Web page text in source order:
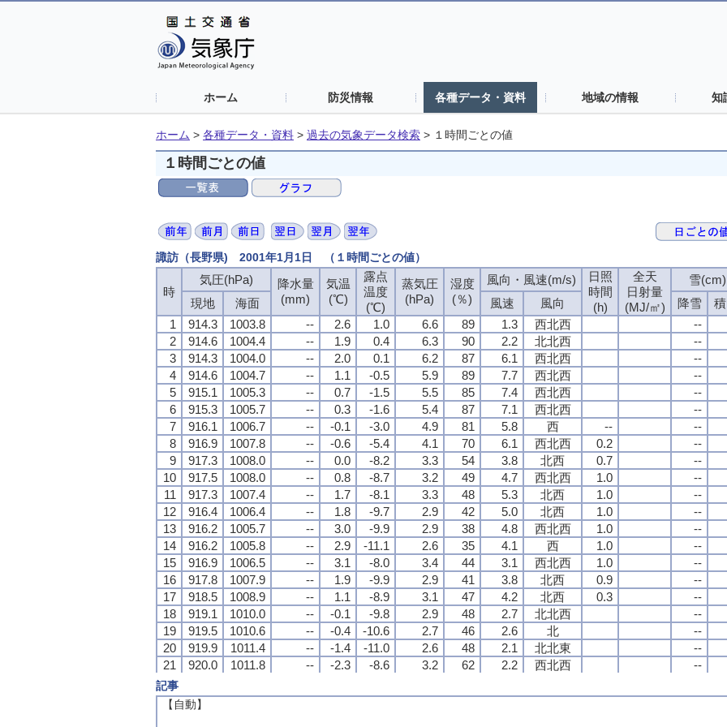
ホーム 防災情報 各種データ・資料 地域の情報 知
ホーム > 各種データ・資料 > 過去の気象データ検索 > １時間ごとの値
１時間ごとの値
諏訪（長野県) 2001年1月1日 （１時間ごとの値）
時
気圧(hPa)
降水量
(mm)
気温
(℃)
露点
温度
(℃)
蒸気圧
(hPa)
湿度
(％)
風向・風速(m/s)
日照
時間
(h)
全天
日射量
(MJ/㎡)
雪(cm)
現地 海面 風速 風向 降雪
1
914.3 1003.8 -- 2.6 1.0 6.6 89 1.3 西北西 --
2
914.6 1004.4 -- 1.9 0.4 6.3 90 2.2 北北西 --
3
914.3 1004.0 -- 2.0 0.1 6.2 87 6.1 西北西 --
4
914.6 1004.7 -- 1.1 -0.5 5.9 89 7.7 西北西 --
5
915.1 1005.3 -- 0.7 -1.5 5.5 85 7.4 西北西 --
6
915.3 1005.7 -- 0.3 -1.6 5.4 87 7.1 西北西 --
7
916.1 1006.7 -- -0.1 -3.0 4.9 81 5.8 西 -- --
8
916.9 1007.8 -- -0.6 -5.4 4.1 70 6.1 西北西 0.2 --
9
917.3 1008.0 -- 0.0 -8.2 3.3 54 3.8 北西 0.7 --
10
917.5 1008.0 -- 0.8 -8.7 3.2 49 4.7 西北西 1.0 --
11
917.3 1007.4 -- 1.7 -8.1 3.3 48 5.3 北西 1.0 --
12
916.4 1006.4 -- 1.8 -9.7 2.9 42 5.0 北西 1.0 --
13
916.2 1005.7 -- 3.0 -9.9 2.9 38 4.8 西北西 1.0 --
14
916.2 1005.8 -- 2.9 -11.1 2.6 35 4.1 西 1.0 --
15
916.9 1006.5 -- 3.1 -8.0 3.4 44 3.1 西北西 1.0 --
16
917.8 1007.9 -- 1.9 -9.9 2.9 41 3.8 北西 0.9 --
17
918.5 1008.9 -- 1.1 -8.9 3.1 47 4.2 北西 0.3 --
18
919.1 1010.0 -- -0.1 -9.8 2.9 48 2.7 北北西 --
19
919.5 1010.6 -- -0.4 -10.6 2.7 46 2.6 北 --
20
919.9 1011.4 -- -1.4 -11.0 2.6 48 2.1 北北東 --
21
920.0 1011.8 -- -2.3 -8.6 3.2 62 2.2 西北西 --
22
23
920.9 1013.0 -- -2.9 -9.3 3.0 61 2.2 北 --
時
気圧(hPa)
降水量
(mm)
気温
(℃)
露点
温度
(℃)
蒸気圧
(hPa)
湿度
(％)
風向・風速(m/s)
日照
時間
(h)
全天
日射量
(MJ/㎡)
雪(cm)
現地 海面 風速 風向 降雪
1
914.3 1003.8 -- 2.6 1.0 6.6 89 1.3 西北西 --
2
914.6 1004.4 -- 1.9 0.4 6.3 90 2.2 北北西 --
3
914.3 1004.0 -- 2.0 0.1 6.2 87 6.1 西北西 --
4
914.6 1004.7 -- 1.1 -0.5 5.9 89 7.7 西北西 --
5
915.1 1005.3 -- 0.7 -1.5 5.5 85 7.4 西北西 --
6
915.3 1005.7 -- 0.3 -1.6 5.4 87 7.1 西北西 --
7
916.1 1006.7 -- -0.1 -3.0 4.9 81 5.8 西 -- --
8
916.9 1007.8 -- -0.6 -5.4 4.1 70 6.1 西北西 0.2 --
9
917.3 1008.0 -- 0.0 -8.2 3.3 54 3.8 北西 0.7 --
10
917.5 1008.0 -- 0.8 -8.7 3.2 49 4.7 西北西 1.0 --
11
917.3 1007.4 -- 1.7 -8.1 3.3 48 5.3 北西 1.0 --
12
916.4 1006.4 -- 1.8 -9.7 2.9 42 5.0 北西 1.0 --
13
916.2 1005.7 -- 3.0 -9.9 2.9 38 4.8 西北西 1.0 --
14
916.2 1005.8 -- 2.9 -11.1 2.6 35 4.1 西 1.0 --
15
916.9 1006.5 -- 3.1 -8.0 3.4 44 3.1 西北西 1.0 --
16
917.8 1007.9 -- 1.9 -9.9 2.9 41 3.8 北西 0.9 --
17
918.5 1008.9 -- 1.1 -8.9 3.1 47 4.2 北西 0.3 --
18
919.1 1010.0 -- -0.1 -9.8 2.9 48 2.7 北北西 --
19
919.5 1010.6 -- -0.4 -10.6 2.7 46 2.6 北 --
20
919.9 1011.4 -- -1.4 -11.0 2.6 48 2.1 北北東 --
21
920.0 1011.8 -- -2.3 -8.6 3.2 62 2.2 西北西 --
22
23
920.9 1013.0 -- -2.9 -9.3 3.0 61 2.2 北 --
時
気圧(hPa)
降水量
(mm)
気温
(℃)
露点
温度
(℃)
蒸気圧
(hPa)
湿度
(％)
風向・風速(m/s)
日照
時間
(h)
全天
日射量
(MJ/㎡)
雪(cm)
現地 海面 風速 風向 降雪
1
914.3 1003.8 -- 2.6 1.0 6.6 89 1.3 西北西 --
2
914.6 1004.4 -- 1.9 0.4 6.3 90 2.2 北北西 --
3
914.3 1004.0 -- 2.0 0.1 6.2 87 6.1 西北西 --
4
914.6 1004.7 -- 1.1 -0.5 5.9 89 7.7 西北西 --
5
915.1 1005.3 -- 0.7 -1.5 5.5 85 7.4 西北西 --
6
915.3 1005.7 -- 0.3 -1.6 5.4 87 7.1 西北西 --
7
916.1 1006.7 -- -0.1 -3.0 4.9 81 5.8 西 -- --
8
916.9 1007.8 -- -0.6 -5.4 4.1 70 6.1 西北西 0.2 --
9
917.3 1008.0 -- 0.0 -8.2 3.3 54 3.8 北西 0.7 --
10
917.5 1008.0 -- 0.8 -8.7 3.2 49 4.7 西北西 1.0 --
11
917.3 1007.4 -- 1.7 -8.1 3.3 48 5.3 北西 1.0 --
12
916.4 1006.4 -- 1.8 -9.7 2.9 42 5.0 北西 1.0 --
13
916.2 1005.7 -- 3.0 -9.9 2.9 38 4.8 西北西 1.0 --
14
916.2 1005.8 -- 2.9 -11.1 2.6 35 4.1 西 1.0 --
15
916.9 1006.5 -- 3.1 -8.0 3.4 44 3.1 西北西 1.0 --
16
917.8 1007.9 -- 1.9 -9.9 2.9 41 3.8 北西 0.9 --
17
918.5 1008.9 -- 1.1 -8.9 3.1 47 4.2 北西 0.3 --
18
919.1 1010.0 -- -0.1 -9.8 2.9 48 2.7 北北西 --
19
919.5 1010.6 -- -0.4 -10.6 2.7 46 2.6 北 --
20
919.9 1011.4 -- -1.4 -11.0 2.6 48 2.1 北北東 --
21
920.0 1011.8 -- -2.3 -8.6 3.2 62 2.2 西北西 --
22
23
920.9 1013.0 -- -2.9 -9.3 3.0 61 2.2 北 --
時
気圧(hPa)
降水量
(mm)
気温
(℃)
露点
温度
(℃)
蒸気圧
(hPa)
湿度
(％)
風向・風速(m/s)
日照
時間
(h)
全天
日射量
(MJ/㎡)
雪(cm)
現地 海面 風速 風向 降雪
1
914.3 1003.8 -- 2.6 1.0 6.6 89 1.3 西北西 --
2
914.6 1004.4 -- 1.9 0.4 6.3 90 2.2 北北西 --
3
914.3 1004.0 -- 2.0 0.1 6.2 87 6.1 西北西 --
4
914.6 1004.7 -- 1.1 -0.5 5.9 89 7.7 西北西 --
5
915.1 1005.3 -- 0.7 -1.5 5.5 85 7.4 西北西 --
6
915.3 1005.7 -- 0.3 -1.6 5.4 87 7.1 西北西 --
7
916.1 1006.7 -- -0.1 -3.0 4.9 81 5.8 西 -- --
8
916.9 1007.8 -- -0.6 -5.4 4.1 70 6.1 西北西 0.2 --
9
917.3 1008.0 -- 0.0 -8.2 3.3 54 3.8 北西 0.7 --
10
917.5 1008.0 -- 0.8 -8.7 3.2 49 4.7 西北西 1.0 --
11
917.3 1007.4 -- 1.7 -8.1 3.3 48 5.3 北西 1.0 --
12
916.4 1006.4 -- 1.8 -9.7 2.9 42 5.0 北西 1.0 --
13
916.2 1005.7 -- 3.0 -9.9 2.9 38 4.8 西北西 1.0 --
14
916.2 1005.8 -- 2.9 -11.1 2.6 35 4.1 西 1.0 --
15
916.9 1006.5 -- 3.1 -8.0 3.4 44 3.1 西北西 1.0 --
16
917.8 1007.9 -- 1.9 -9.9 2.9 41 3.8 北西 0.9 --
17
918.5 1008.9 -- 1.1 -8.9 3.1 47 4.2 北西 0.3 --
18
919.1 1010.0 -- -0.1 -9.8 2.9 48 2.7 北北西 --
19
919.5 1010.6 -- -0.4 -10.6 2.7 46 2.6 北 --
20
919.9 1011.4 -- -1.4 -11.0 2.6 48 2.1 北北東 --
21
920.0 1011.8 -- -2.3 -8.6 3.2 62 2.2 西北西 --
22
23
920.9 1013.0 -- -2.9 -9.3 3.0 61 2.2 北 --
記事
【自動】